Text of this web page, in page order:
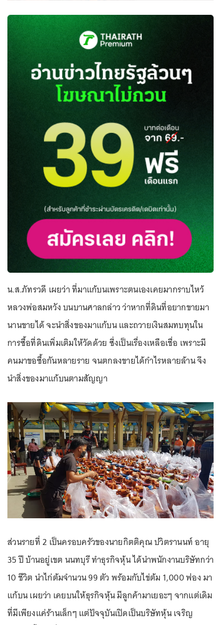
น.ส.ภัทรวดี เผยว่า ที่มาแก้บนเพราะตนเองเคยมากราบไหว้
หลวงพ่อสมหวัง บนบานศาลกล่าว ว่าหากที่ดินที่อยากขายมา
นานขายได้ จะนำสิ่งของมาแก้บน และถวายเงินสมทบทุนใน
การซื้อที่ดินเพิ่มเติมให้วัดด้วย ซึ่งเป็นเรื่องเหลือเชื่อ เพราะมี
คนมาขอซื้อกันหลายราย จนตกลงขายได้กำไรหลายล้าน จึง
นำสิ่งของมาแก้บนตามสัญญา
ส่วนรายที่ 2 เป็นครอบครัวของนายกิตติคุณ ปวิตรานนท์ อายุ
35 ปี บ้านอยู่เขต นนทบุรี ทำธุรกิจหุ้น ได้นำพนักงานบริษัทกว่า
10 ชีวิต นำไก่ต้มจำนวน 99 ตัว พร้อมกับไข่ต้ม 1,000 ฟอง มา
แก้บน เผยว่า เคยบนให้ธุรกิจหุ้น มีลูกค้ามาเยอะๆ จากแต่เดิม
ที่มีเพียงแค่ร้านเล็กๆ แต่ปัจจุบันเปิดเป็นบริษัทหุ้น เจริญ